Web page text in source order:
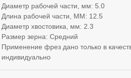
Диаметр рабочей части, мм: 5.0
Длина рабочей части, ММ: 12.5
Диаметр хвостовика, мм: 2.3
Размер зерна: Средний
Применение фрез дано только в
индивидуально